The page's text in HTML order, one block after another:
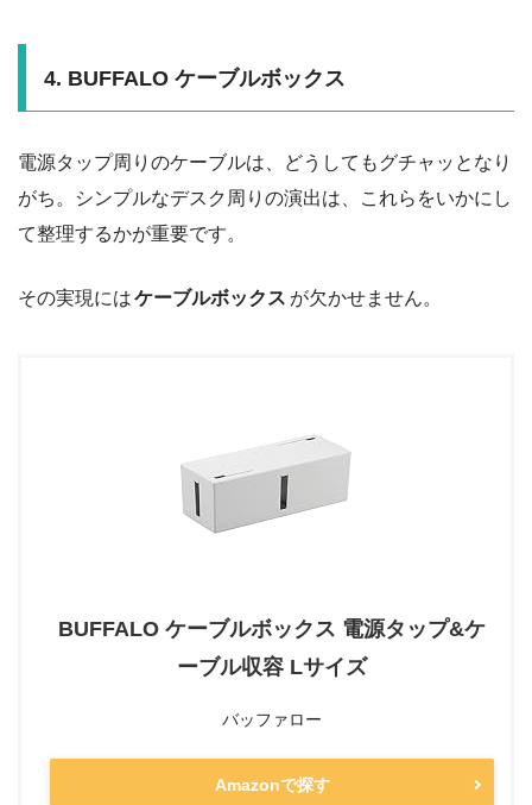
4. BUFFALO ケーブルボックス
電源タップ周りのケーブルは、どうしてもグチャッとなり
がち。シンプルなデスク周りの演出は、これらをいかにし
て整理するかが重要です。
その実現にはケーブルボックス が欠かせません。
BUFFALO ケーブルボックス 電源タップ&ケ
ーブル収容 Lサイズ
バッファロー
Amazonで探す